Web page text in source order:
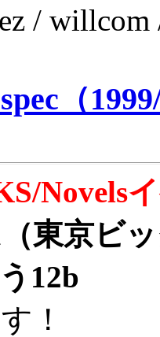
/
（
Novels
東京ビ
12b
！